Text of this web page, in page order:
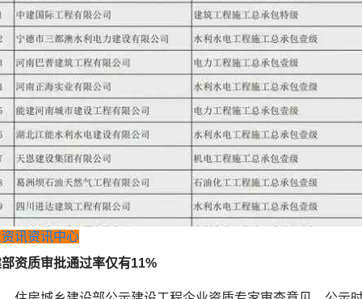
讯资讯中心
资质审批通过率仅有11%